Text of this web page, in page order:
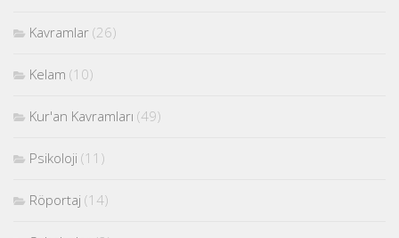
Kavramlar (26)
Kelam (10)
Kur'an Kavramları (49)
Psikoloji (11)
Röportaj (14)